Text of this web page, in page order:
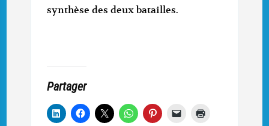
synthèse des deux batailles.
Partager